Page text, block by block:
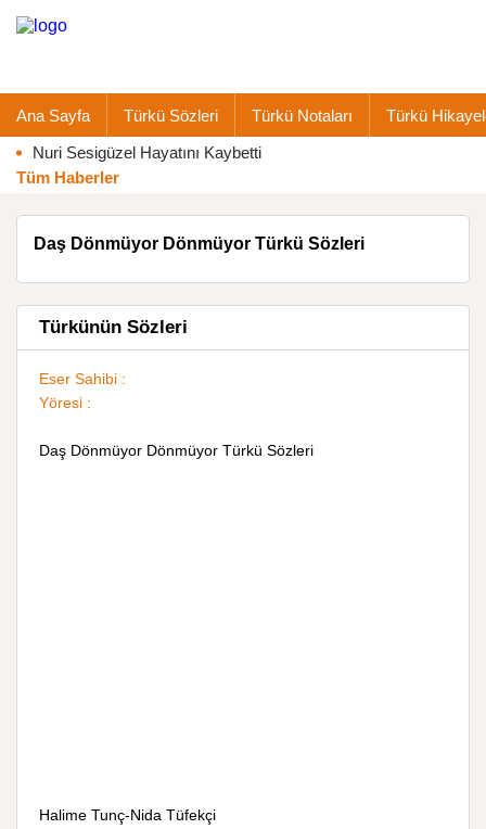
Ana Sayfa Türkü Sözleri Türkü Notaları Türkü
Nuri Sesigüzel Hayatını Kaybetti
Tüm Haberler
Daş Dönmüyor Dönmüyor Türkü Sözleri
Türkünün Sözleri
Eser Sahibi :
Yöresi :
Daş Dönmüyor Dönmüyor Türkü Sözleri
Halime Tunç-Nida Tüfekçi